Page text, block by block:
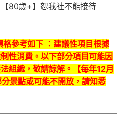
80歲+】恕我社不能接待
參考如下 ：建議性項目根據
性消費。以下部分項目可能因
組織，敬請諒解。【每年12月
景點或可能不開放，請知悉